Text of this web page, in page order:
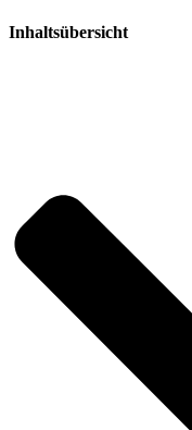
Inhaltsübersicht